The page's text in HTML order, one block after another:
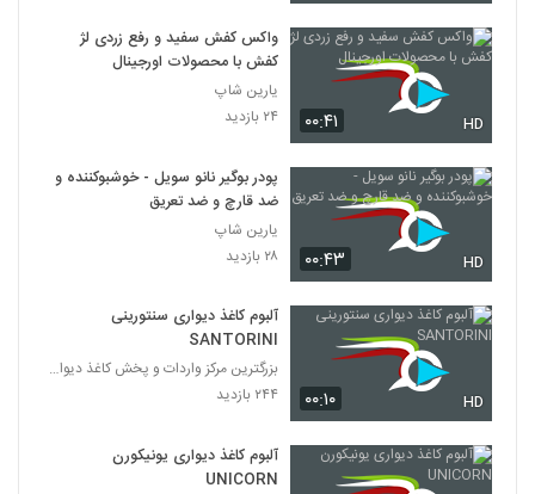
۰۰:۴۱ HD
واکس کفش سفید و رفع زردی لژ
کفش با محصولات اورجینال
یارین شاپ
۲۴ بازدید
۰۰:۴۳ HD
پودر بوگیر نانو سویل - خوشبوکننده و
ضد قارچ و ضد تعریق
یارین شاپ
۲۸ بازدید
۰۰:۱۰ HD
آلبوم کاغذ دیواری سنتورینی
SANTORINI
بزرگترین مرکز واردات و پخش کاغذ دیواری
۲۴۴ بازدید
آلبوم کاغذ دیواری یونیکورن
UNICORN